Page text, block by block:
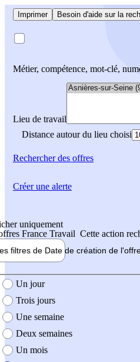
Imprimer Besoin d'aide sur la
Métier, compétence, mot-clé,
Lieu de travail
Distance autour du lieu choisi
Rechercherdes offres
uniquement
France Travail Cette action
filtres de Date de création de
création de l'offre
Un jour
Trois jours
Une semaine
Deux semaines
Un mois
Créer une alerte